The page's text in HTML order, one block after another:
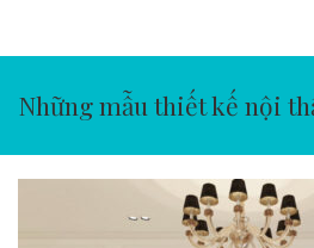
Những mẫu thiết kế nội